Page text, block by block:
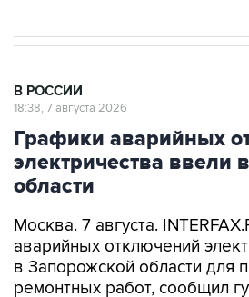
Графики аварийных
электричества ввели
области
Москва. 7 августа.
в Запорожской области для
ремонтных работ, сообщил
Евгений Балицкий в пятницу.